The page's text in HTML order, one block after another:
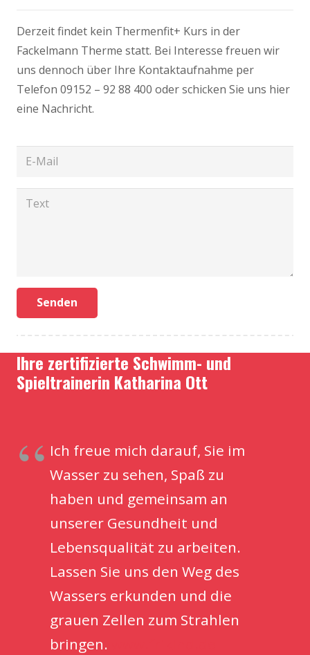
Derzeit findet kein Thermenfit+ Kurs in der
Fackelmann Therme statt. Bei Interesse freuen wir
uns dennoch über Ihre Kontaktaufnahme per
Telefon 09152 – 92 88 400 oder schicken Sie uns hier
eine Nachricht.
Senden
Ihre zertifizierte Schwimm- und
Spieltrainerin Katharina Ott
Ich freue mich darauf, Sie im
Wasser zu sehen, Spaß zu
haben und gemeinsam an
unserer Gesundheit und
Lebensqualität zu arbeiten.
Lassen Sie uns den Weg des
Wassers erkunden und die
grauen Zellen zum Strahlen
bringen.